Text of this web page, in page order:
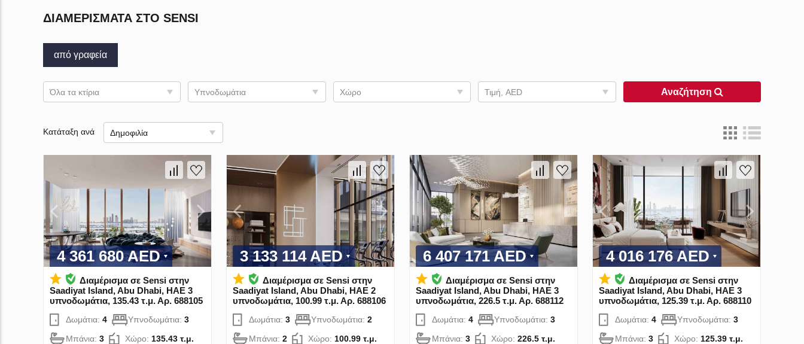
ΔΙΑΜΕΡΊΣΜΑΤΑ ΣΤΟ SENSI
από γραφεία
Όλα τα κτίρια Υπνοδωμάτια Χώρο Τιμή, AED Αναζήτηση
Κατάταξη ανά Δημοφιλία
4 361 680 AED
Διαμέρισμα σε Sensi στην
Saadiyat Island, Abu Dhabi, ΗΑΕ 3
υπνοδωμάτια, 135.43 τ.μ. Αρ. 688105
Δωμάτια: 4 Υπνοδωμάτια: 3
Μπάνια: 3 Χώρο: 135.43 τ.μ.
3 133 114 AED
Διαμέρισμα σε Sensi στην
Saadiyat Island, Abu Dhabi, ΗΑΕ 2
υπνοδωμάτια, 100.99 τ.μ. Αρ. 688106
Δωμάτια: 3 Υπνοδωμάτια: 2
Μπάνια: 2 Χώρο: 100.99 τ.μ.
6 407 171 AED
Διαμέρισμα σε Sensi στην
Saadiyat Island, Abu Dhabi, ΗΑΕ 3
υπνοδωμάτια, 226.5 τ.μ. Αρ. 688112
Δωμάτια: 4 Υπνοδωμάτια: 3
Μπάνια: 3 Χώρο: 226.5 τ.μ.
4 016 176 AED
Διαμέρισμα σε Sensi στην
Saadiyat Island, Abu Dhabi, ΗΑΕ 3
υπνοδωμάτια, 125.39 τ.μ. Αρ. 688110
Δωμάτια: 4 Υπνοδωμάτια: 3
Μπάνια: 3 Χώρο: 125.39 τ.μ.